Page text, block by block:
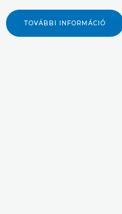
TOVÁBBI INFORMÁCIÓ